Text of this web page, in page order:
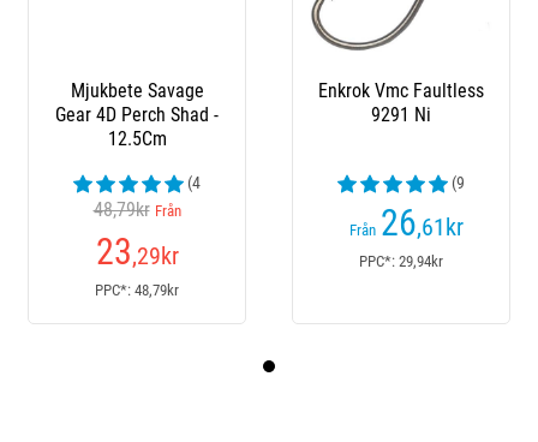
Mjukbete Savage
Gear 4D Perch Shad -
12.5Cm
(4
recension)
48,79kr Från
23,29kr
PPC*: 48,79kr
Enkrok Vmc Faultless
9291 Ni
(9
recension)
Från 26,61kr
PPC*: 29,94kr